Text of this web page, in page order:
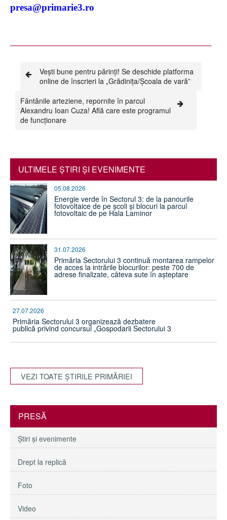
presa@primarie3.ro
Vești bune pentru părinți! Se deschide platforma
online de înscrieri la „Grădinița/Școala de vară”
Fântânile arteziene, repornite în parcul
Alexandru Ioan Cuza! Află care este programul
de funcționare
ULTIMELE ŞTIRI ŞI EVENIMENTE
05.08.2026
Energie verde în Sectorul 3: de la panourile
fotovoltaice de pe școli și blocuri la parcul
fotovoltaic de pe Hala Laminor
31.07.2026
Primăria Sectorului 3 continuă montarea rampelor
de acces la intrările blocurilor: peste 700 de
adrese finalizate, câteva sute în așteptare
27.07.2026
Primăria Sectorului 3 organizează dezbatere
publică privind concursul „Gospodarii Sectorului 3
VEZI TOATE ŞTIRILE PRIMĂRIEI
PRESĂ
Ştiri şi evenimente
Drept la replică
Foto
Video